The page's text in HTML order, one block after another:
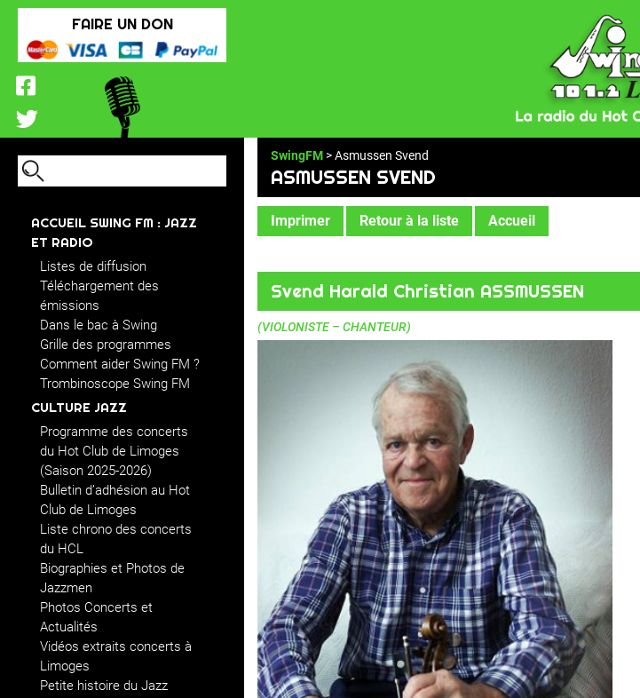
FAIRE UN DON
ACCUEIL SWING FM : JAZZ
ET RADIO
Listes de diffusion
Téléchargement des
émissions
Dans le bac à Swing
Grille des programmes
Comment aider Swing FM ?
Trombinoscope Swing FM
CULTURE JAZZ
Programme des concerts
du Hot Club de Limoges
(Saison 2025-2026)
Bulletin d’adhésion au Hot
Club de Limoges
Liste chrono des concerts
du HCL
Biographies et Photos de
Jazzmen
Photos Concerts et
Actualités
Vidéos extraits concerts à
Limoges
Petite histoire du Jazz
SwingFM > Asmussen Svend
ASMUSSEN SVEND
Imprimer Retour à la liste Accueil
Svend Harald Christian ASSMUSSEN
(VIOLONISTE – CHANTEUR)